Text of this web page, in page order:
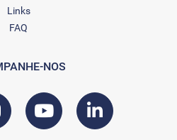
Links
FAQ
NOS